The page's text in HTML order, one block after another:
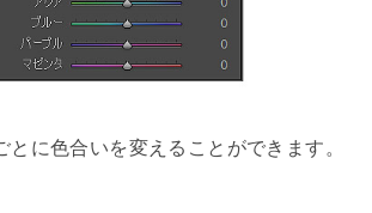
とに色合いを変えることができます。